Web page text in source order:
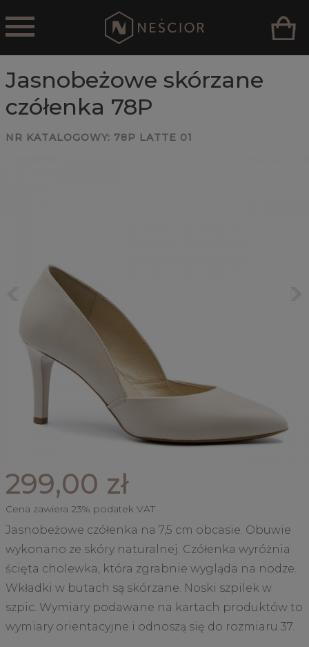
Jasnobeżowe skórzane
czółenka 78P
NR KATALOGOWY: 78P LATTE 01
299,00 zł
Cena zawiera 23% podatek VAT
Jasnobeżowe czółenka na 7,5 cm obcasie. Obuwie
wykonano ze skóry naturalnej. Czółenka wyróżnia
ścięta cholewka, która zgrabnie wygląda na nodze.
Wkładki w butach są skórzane. Noski szpilek w
szpic. Wymiary podawane na kartach produktów to
wymiary orientacyjne i odnoszą się do rozmiaru 37.